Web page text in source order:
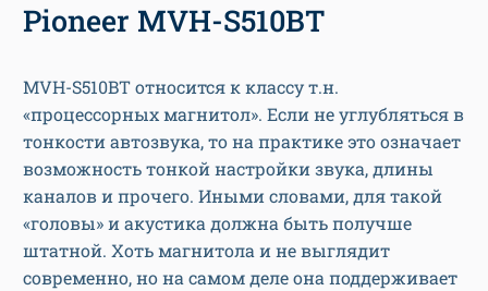
Pioneer MVH-S510BT
MVH-S510BT относится к классу т.н.
«процессорных магнитол». Если не углубляться в
тонкости автозвука, то на практике это означает
возможность тонкой настройки звука, длины
каналов и прочего. Иными словами, для такой
«головы» и акустика должна быть получше
штатной. Хоть магнитола и не выглядит
современно, но на самом деле она поддерживает